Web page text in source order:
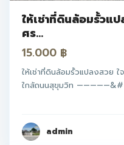
ให้เช่าที่ดินล้อมรั้วแ
ศร...
15.000 ฿
ให้เช่าที่ดินล้อมรั้วแปลงสวย ใ
ใกล้ถนนสุขุมวิท —————&#
admin